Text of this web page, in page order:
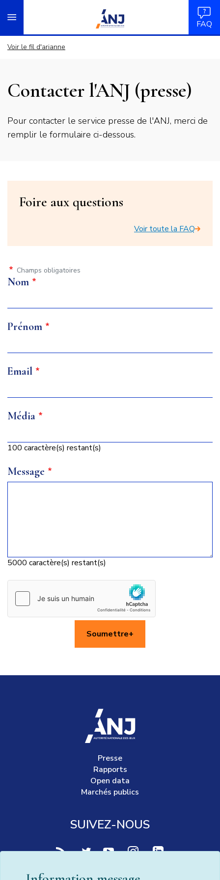
au
accueil
FAQ
Voir le fil d'arianne
Contacter l'ANJ (presse)
Chapo
Pour contacter le service presse de l'ANJ, merci de
remplir le formulaire ci-dessous.
Titre
Foire aux questions
Voir toute la FAQ
Champs obligatoires
Formulaire
Nom
Prénom
Email
Média
100 caractère(s) restant(s)
Message
5000 caractère(s) restant(s)
Soumettre
accueil
Presse
Rapports
Open data
Marchés publics
SUIVEZ-NOUS
voir notre page rss (Nouvelle fenêtre)
voir notre page twitter (Nouvelle
voir notre page youtube-play
voir notre page
voir notre page